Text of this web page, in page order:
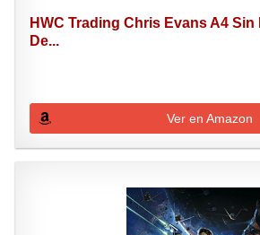
HWC Trading Chris Evans A4 Sin
De...
Ver en Amazon